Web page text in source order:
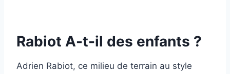
Rabiot A-t-il des enfants ?
Adrien Rabiot, ce milieu de terrain au style